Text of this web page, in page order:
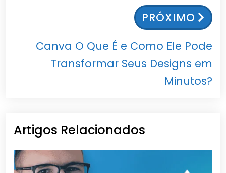
PRÓXIMO
Canva O Que É e Como Ele Pode
Transformar Seus Designs em
Minutos?
Artigos Relacionados